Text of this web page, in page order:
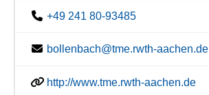
+49 241 80-93485
bollenbach@tme.rwth-aachen.de
http://www.tme.rwth-aachen.de